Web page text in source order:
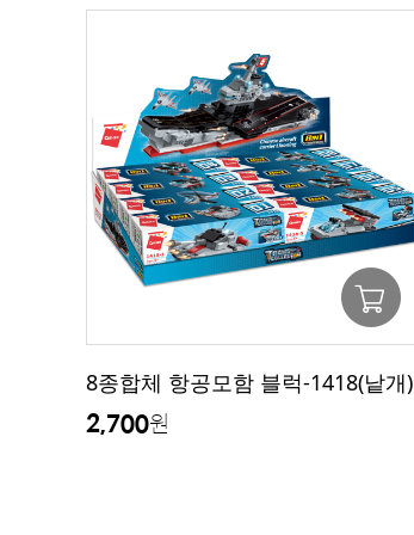
8종합체 항공모함 블럭-1418(낱개)
2,700원